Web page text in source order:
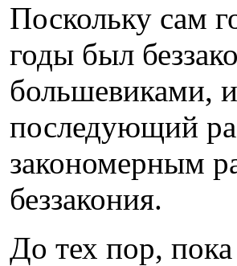
Поскольку сам
годы был
большевиками,
последующий
закономерным
беззакония.
До тех пор, пока